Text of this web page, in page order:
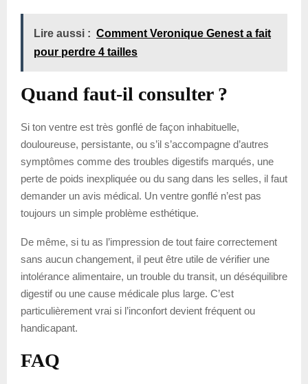
Lire aussi : Comment Veronique Genest a fait
pour perdre 4 tailles
Quand faut-il consulter ?
Si ton ventre est très gonflé de façon inhabituelle,
douloureuse, persistante, ou s’il s’accompagne d’autres
symptômes comme des troubles digestifs marqués, une
perte de poids inexpliquée ou du sang dans les selles, il faut
demander un avis médical. Un ventre gonflé n’est pas
toujours un simple problème esthétique.
De même, si tu as l’impression de tout faire correctement
sans aucun changement, il peut être utile de vérifier une
intolérance alimentaire, un trouble du transit, un déséquilibre
digestif ou une cause médicale plus large. C’est
particulièrement vrai si l’inconfort devient fréquent ou
handicapant.
FAQ